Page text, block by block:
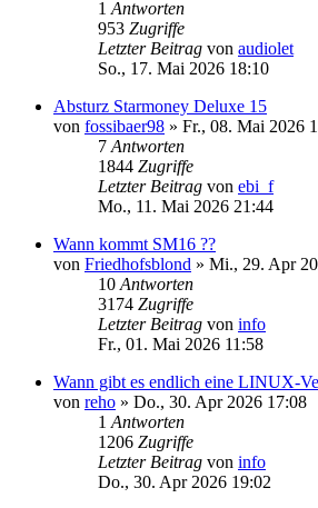
1 Antworten
953 Zugriffe
Letzter Beitrag von audiolet
So., 17. Mai 2026 18:10
Absturz Starmoney Deluxe 15
von fossibaer98 » Fr., 08. Mai 2026
7 Antworten
1844 Zugriffe
Letzter Beitrag von ebi_f
Mo., 11. Mai 2026 21:44
Wann kommt SM16 ??
von Friedhofsblond » Mi., 29. Apr
10 Antworten
3174 Zugriffe
Letzter Beitrag von info
Fr., 01. Mai 2026 11:58
Wann gibt es endlich eine LINUX-
von reho » Do., 30. Apr 2026 17:08
1 Antworten
1206 Zugriffe
Letzter Beitrag von info
Do., 30. Apr 2026 19:02